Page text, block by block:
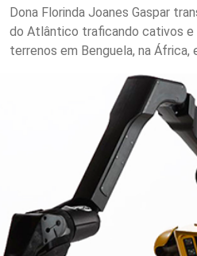
Dona Florinda Joanes Gaspar
do Atlântico traficando cativos e
terrenos em Benguela, na África,